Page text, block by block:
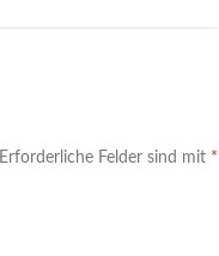
Erforderliche Felder sind mit *